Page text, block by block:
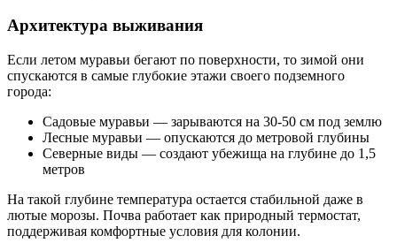
Архитектура выживания
Если летом муравьи бегают по поверхности, то зимой они
спускаются в самые глубокие этажи своего подземного
города:
Садовые муравьи — зарываются на 30-50 см под землю
Лесные муравьи — опускаются до метровой глубины
Северные виды — создают убежища на глубине до 1,5
метров
На такой глубине температура остается стабильной даже в
лютые морозы. Почва работает как природный термостат,
поддерживая комфортные условия для колонии.